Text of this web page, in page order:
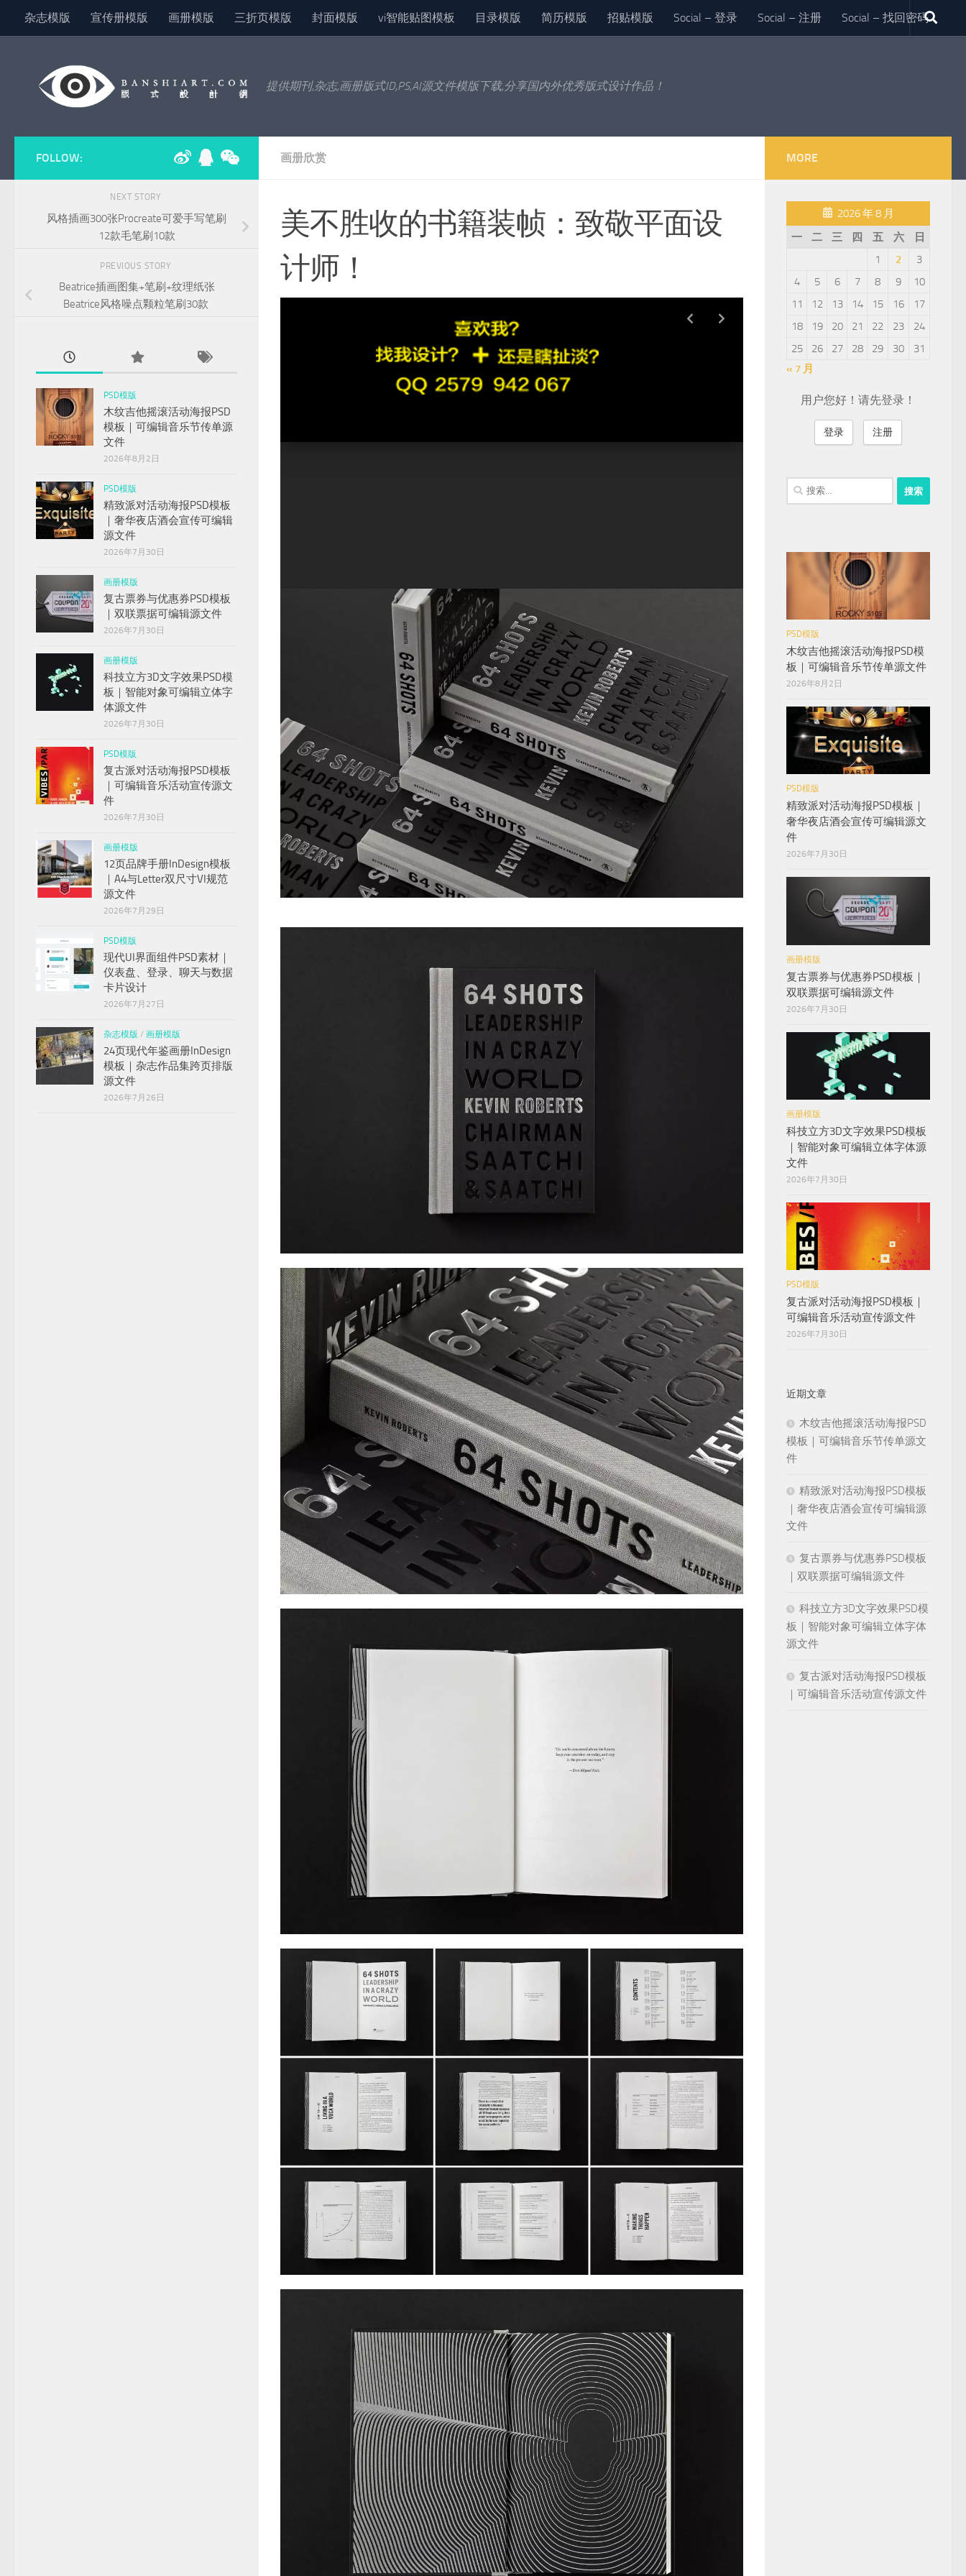
Skip to content
杂志模版 宣传册模版 画册模版 三折页模版 封面模版 vi智能贴图模板 目录模版 简历模版 招贴模版 Social – 登录 Social – 注册 Social – 找回密码
提供期刊,杂志,画册版式ID,PS,AI源文件模版下载,分享国内外优秀版式设计作品！
画册欣赏
美不胜收的书籍装帧：致敬平面设
计师！
11121314 15 16171819202122232425262728
41424344
FOLLOW:
NEXT STORY
风格插画300张Procreate可爱手写笔刷
12款毛笔刷10款
PREVIOUS STORY
Beatrice插画图集+笔刷+纹理纸张
Beatrice风格噪点颗粒笔刷30款
PSD模版
木纹吉他摇滚活动海报PSD
模板｜可编辑音乐节传单源
文件
2026年8月2日
PSD模版
精致派对活动海报PSD模板
｜奢华夜店酒会宣传可编辑
源文件
2026年7月30日
画册模版
复古票券与优惠券PSD模板
｜双联票据可编辑源文件
2026年7月30日
画册模版
科技立方3D文字效果PSD模
板｜智能对象可编辑立体字
体源文件
2026年7月30日
PSD模版
复古派对活动海报PSD模板
｜可编辑音乐活动宣传源文
件
2026年7月30日
画册模版
12页品牌手册InDesign模板
｜A4与Letter双尺寸VI规范
源文件
2026年7月29日
PSD模版
现代UI界面组件PSD素材｜
仪表盘、登录、聊天与数据
卡片设计
2026年7月27日
杂志模版 / 画册模版
24页现代年鉴画册InDesign
模板｜杂志作品集跨页排版
源文件
2026年7月26日
MORE
2026 年 8 月
一
二 三 四 五 六
日
1
2
3
4
5 6 7 8 9
10
11
12 13 14 15 16
17
18
19 20 21 22 23
24
25
26 27 28 29 30
31
« 7 月
用户您好！请先登录！
登录 注册
搜
索：
PSD模版
木纹吉他摇滚活动海报PSD模
板｜可编辑音乐节传单源文件
2026年8月2日
PSD模版
精致派对活动海报PSD模板｜
奢华夜店酒会宣传可编辑源文
件
2026年7月30日
画册模版
复古票券与优惠券PSD模板｜
双联票据可编辑源文件
2026年7月30日
画册模版
科技立方3D文字效果PSD模板
｜智能对象可编辑立体字体源
文件
2026年7月30日
PSD模版
复古派对活动海报PSD模板｜
可编辑音乐活动宣传源文件
2026年7月30日
近期文章
木纹吉他摇滚活动海报PSD
模板｜可编辑音乐节传单源文
件
精致派对活动海报PSD模板
｜奢华夜店酒会宣传可编辑源
文件
复古票券与优惠券PSD模板
｜双联票据可编辑源文件
科技立方3D文字效果PSD模
板｜智能对象可编辑立体字体
源文件
复古派对活动海报PSD模板
｜可编辑音乐活动宣传源文件